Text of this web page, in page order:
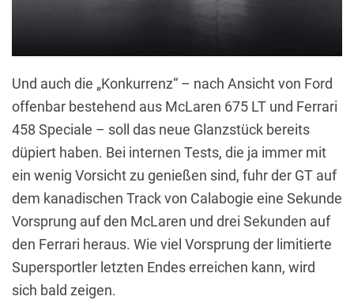
Und auch die „Konkurrenz“ – nach Ansicht von Ford
offenbar bestehend aus McLaren 675 LT und Ferrari
458 Speciale – soll das neue Glanzstück bereits
düpiert haben. Bei internen Tests, die ja immer mit
ein wenig Vorsicht zu genießen sind, fuhr der GT auf
dem kanadischen Track von Calabogie eine Sekunde
Vorsprung auf den McLaren und drei Sekunden auf
den Ferrari heraus. Wie viel Vorsprung der limitierte
Supersportler letzten Endes erreichen kann, wird
sich bald zeigen.